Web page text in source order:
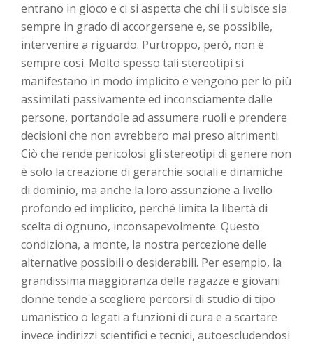
entrano in gioco e ci si aspetta che chi li subisce sia
sempre in grado di accorgersene e, se possibile,
intervenire a riguardo. Purtroppo, però, non è
sempre così. Molto spesso tali stereotipi si
manifestano in modo implicito e vengono per lo più
assimilati passivamente ed inconsciamente dalle
persone, portandole ad assumere ruoli e prendere
decisioni che non avrebbero mai preso altrimenti.
Ciò che rende pericolosi gli stereotipi di genere non
è solo la creazione di gerarchie sociali e dinamiche
di dominio, ma anche la loro assunzione a livello
profondo ed implicito, perché limita la libertà di
scelta di ognuno, inconsapevolmente. Questo
condiziona, a monte, la nostra percezione delle
alternative possibili o desiderabili. Per esempio, la
grandissima maggioranza delle ragazze e giovani
donne tende a scegliere percorsi di studio di tipo
umanistico o legati a funzioni di cura e a scartare
invece indirizzi scientifici e tecnici, autoescludendosi